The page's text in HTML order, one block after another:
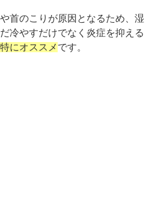
首のこりが原因となるため、湿
冷やすだけでなく炎症を抑える
にオススメ です。